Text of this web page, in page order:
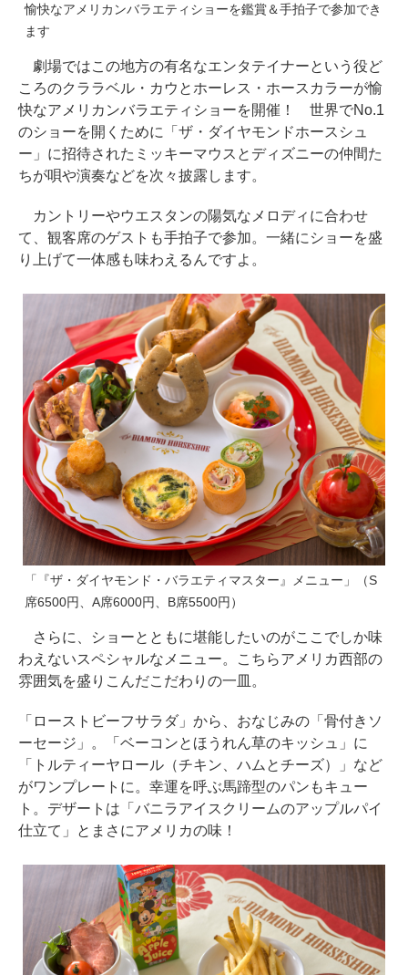
愉快なアメリカンバラエティショーを鑑賞＆手拍子で参加でき
ます
劇場ではこの地方の有名なエンタテイナーという役ど
ころのクララベル・カウとホーレス・ホースカラーが愉
快なアメリカンバラエティショーを開催！ 世界でNo.1
のショーを開くために「ザ・ダイヤモンドホースシュ
ー」に招待されたミッキーマウスとディズニーの仲間た
ちが唄や演奏などを次々披露します。
カントリーやウエスタンの陽気なメロディに合わせ
て、観客席のゲストも手拍子で参加。一緒にショーを盛
り上げて一体感も味わえるんですよ。
「『ザ・ダイヤモンド・バラエティマスター』メニュー」（S
席6500円、A席6000円、B席5500円）
さらに、ショーとともに堪能したいのがここでしか味
わえないスペシャルなメニュー。こちらアメリカ西部の
雰囲気を盛りこんだこだわりの一皿。
「ローストビーフサラダ」から、おなじみの「骨付きソ
ーセージ」。「ベーコンとほうれん草のキッシュ」に
「トルティーヤロール（チキン、ハムとチーズ）」など
がワンプレートに。幸運を呼ぶ馬蹄型のパンもキュー
ト。デザートは「バニラアイスクリームのアップルパイ
仕立て」とまさにアメリカの味！